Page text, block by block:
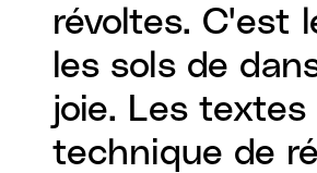
révoltes. C'est
les sols de
joie. Les
technique de